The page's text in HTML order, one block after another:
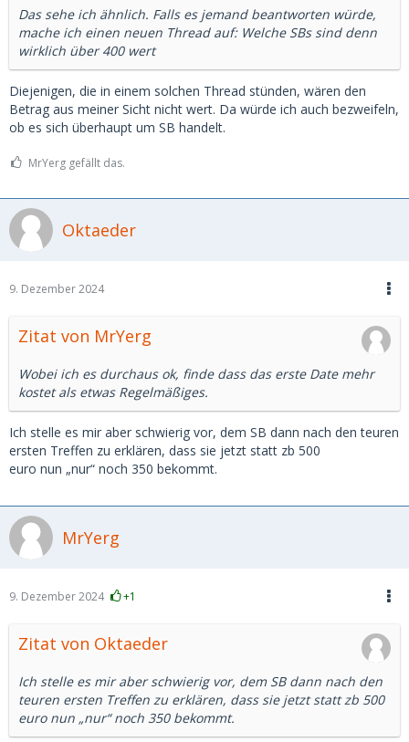
Das sehe ich ähnlich. Falls es jemand beantworten würde,
mache ich einen neuen Thread auf: Welche SBs sind denn
wirklich über 400 wert
Diejenigen, die in einem solchen Thread stünden, wären den
Betrag aus meiner Sicht nicht wert. Da würde ich auch bezweifeln,
ob es sich überhaupt um SB handelt.
MrYerg gefällt das.
Oktaeder
9. Dezember 2024
Zitat von MrYerg
Wobei ich es durchaus ok, finde dass das erste Date mehr
kostet als etwas Regelmäßiges.
Ich stelle es mir aber schwierig vor, dem SB dann nach den teuren
ersten Treffen zu erklären, dass sie jetzt statt zb 500
euro nun „nur“ noch 350 bekommt.
MrYerg
9. Dezember 2024 +1
Zitat von Oktaeder
Ich stelle es mir aber schwierig vor, dem SB dann nach den
teuren ersten Treffen zu erklären, dass sie jetzt statt zb 500
euro nun „nur“ noch 350 bekommt.